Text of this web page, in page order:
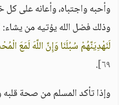
وأحبه واجتباه، وأعانه على
وذلك فضل الله يؤتيه من يشاء:
لَنَهْدِيَنَّهُمْ سُبُلَنَا وَإِنَّ اللَّهَ لَمَعَ
٦٩] .
وإذا تأكد المسلم من صحة